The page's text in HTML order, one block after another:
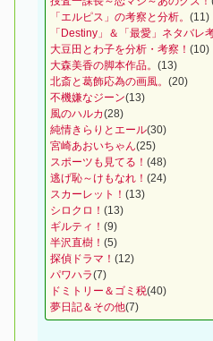
「エルピス」の考察と分析。 (11)
「Destiny」＆「最愛」ネタバレ考
大豆田とわ子を分析・考察！ (10)
大森美香の脚本作品。 (13)
北斎と葛飾応為の画風。 (20)
不機嫌なジーン(13)
風のハルカ(28)
純情きらりとエール(30)
宮崎あおいちゃん(25)
スポーツも見てる！ (48)
逃げ恥～けもなれ！ (24)
スカーレット！ (13)
シロクロ！ (13)
ギルティ！ (9)
半沢直樹！ (5)
探偵ドラマ！ (12)
パワハラ(7)
ドミトリー＆ゴミ税(40)
夢日記＆その他(7)